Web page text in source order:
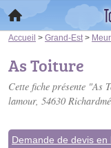
Accueil > Grand-Est >
As Toiture
Cette fiche présente "As
lamour, 54630
Demande de devis en